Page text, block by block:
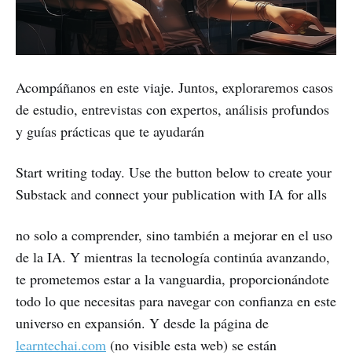
Acompáñanos en este viaje. Juntos, exploraremos casos
de estudio, entrevistas con expertos, análisis profundos
y guías prácticas que te ayudarán
Start writing today. Use the button below to create your
Substack and connect your publication with IA for alls
no solo a comprender, sino también a mejorar en el uso
de la IA. Y mientras la tecnología continúa avanzando,
te prometemos estar a la vanguardia, proporcionándote
todo lo que necesitas para navegar con confianza en este
universo en expansión. Y desde la página de
learntechai.com (no visible esta web) se están